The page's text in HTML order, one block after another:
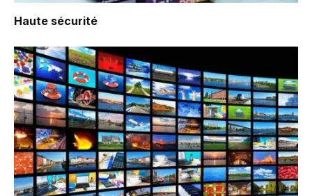
Haute sécurité